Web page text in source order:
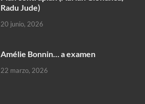
Radu Jude)
20 junio, 2026
Amélie Bonnin… a examen
22 marzo, 2026